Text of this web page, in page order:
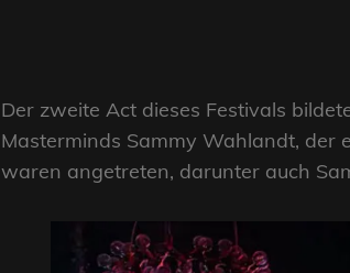
Der zweite Act dieses Festivals
Masterminds Sammy Wahlandt, der
waren angetreten, darunter auch